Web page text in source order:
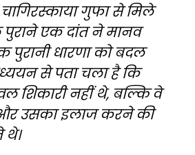
चागिरस्काया गुफा से मिले
पुराने एक दांत ने मानव
पुरानी धारणा को बदल
से पता चला है कि
शिकारी नहीं थे, बल्कि वे
उसका इलाज करने की